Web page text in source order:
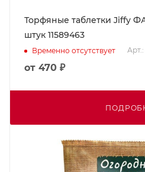
Торфяные таблетки Jiffy
штук 11589463
Временно отсутствует Арт.:
от 470 ₽